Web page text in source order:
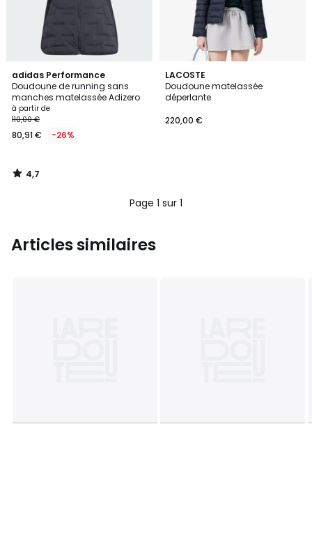
adidas Performance
Doudoune de running sans
manches matelassée Adizero
à partir de
110,00 €
80,91 € -26%
4,7
/ 5
4,7
/
LACOSTE
Doudoune matelassée
déperlante
220,00 €
Page 1 sur 1
Articles similaires